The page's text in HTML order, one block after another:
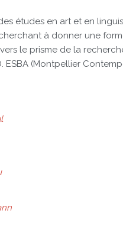
études en art et en
à donner une
le prisme de la
ESBA (Montpellier